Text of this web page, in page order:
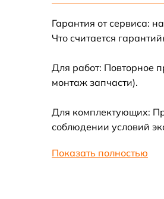
Замена станции
Замена аудио
Замена VGA порта
Гарантия от сервиса:
Что считается
Для работ: Повторное
монтаж запчасти).
Для комплектующих:
соблюдении условий
Показать полностью